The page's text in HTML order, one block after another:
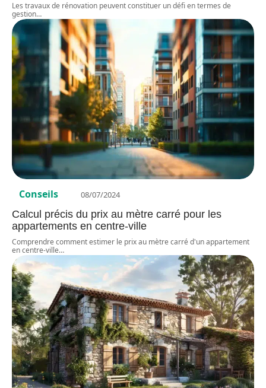
Les travaux de rénovation peuvent constituer un défi en termes de
gestion…
Conseils 08/07/2024
Calcul précis du prix au mètre carré pour les
appartements en centre-ville
Comprendre comment estimer le prix au mètre carré d'un appartement
en centre-ville…